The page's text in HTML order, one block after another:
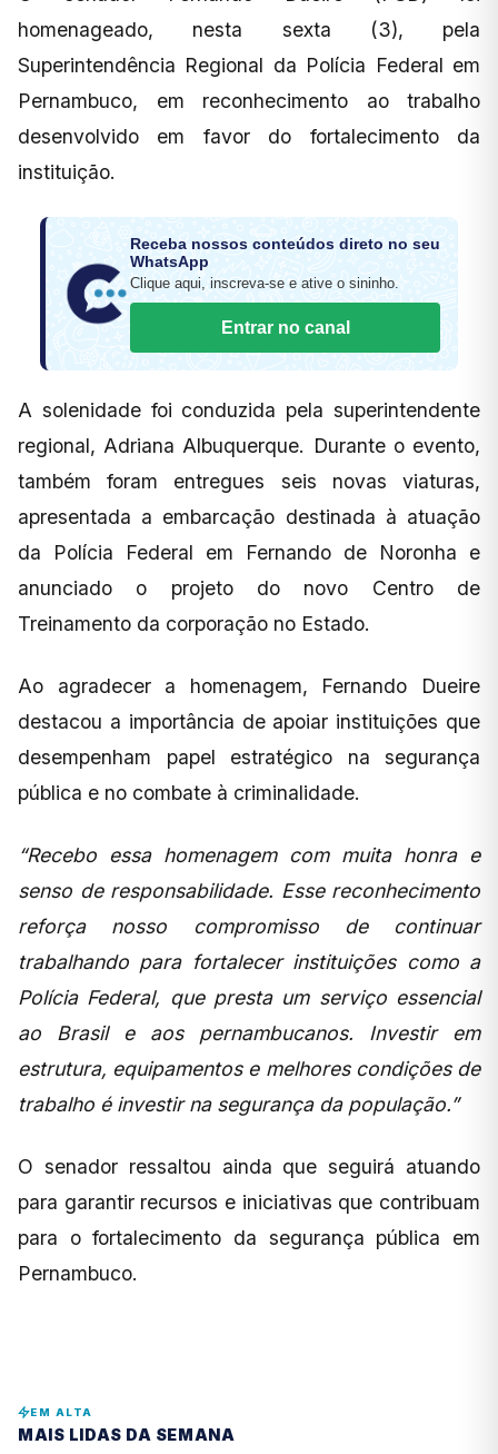
homenageado, nesta sexta (3), pela
Superintendência Regional da Polícia Federal em
Pernambuco, em reconhecimento ao trabalho
desenvolvido em favor do fortalecimento da
instituição.
Receba nossos conteúdos direto no seu
WhatsApp
Clique aqui, inscreva-se e ative o sininho.
Entrar no canal
A solenidade foi conduzida pela superintendente
regional, Adriana Albuquerque. Durante o evento,
também foram entregues seis novas viaturas,
apresentada a embarcação destinada à atuação
da Polícia Federal em Fernando de Noronha e
anunciado o projeto do novo Centro de
Treinamento da corporação no Estado.
Ao agradecer a homenagem, Fernando Dueire
destacou a importância de apoiar instituições que
desempenham papel estratégico na segurança
pública e no combate à criminalidade.
“Recebo essa homenagem com muita honra e
senso de responsabilidade. Esse reconhecimento
reforça nosso compromisso de continuar
trabalhando para fortalecer instituições como a
Polícia Federal, que presta um serviço essencial
ao Brasil e aos pernambucanos. Investir em
estrutura, equipamentos e melhores condições de
trabalho é investir na segurança da população.”
O senador ressaltou ainda que seguirá atuando
para garantir recursos e iniciativas que contribuam
para o fortalecimento da segurança pública em
Pernambuco.
EM ALTA
MAIS LIDAS DA SEMANA